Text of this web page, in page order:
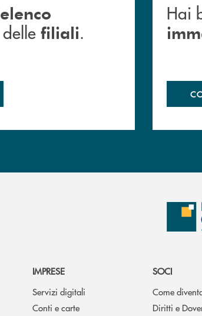
elenco
delle filiali.
Hai
IMPRESE
Servizi digitali
Conti e carte
SOCI
Come
Diritti e